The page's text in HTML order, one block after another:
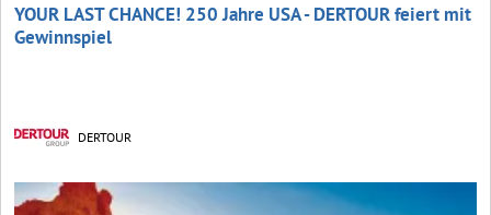
YOUR LAST CHANCE! 250 Jahre USA - DERTOUR feiert mit
Gewinnspiel
DERTOUR